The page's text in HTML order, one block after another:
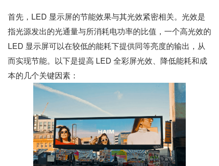
首先，LED 显示屏的节能效果与其光效紧密相关。光效是
指光源发出的光通量与所消耗电功率的比值，一个高光效的
LED 显示屏可以在较低的能耗下提供同等亮度的输出，从
而实现节能。以下是提高 LED 全彩屏光效、降低能耗和成
本的几个关键因素：